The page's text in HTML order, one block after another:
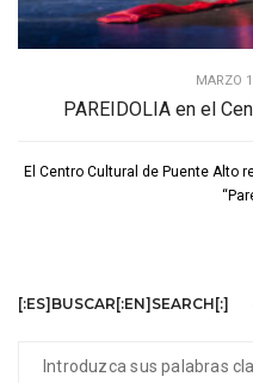
MARZO
PAREIDOLIA en el
El Centro Cultural de Puente Alto
[:ES]BUSCAR[:EN]SEARCH[:]